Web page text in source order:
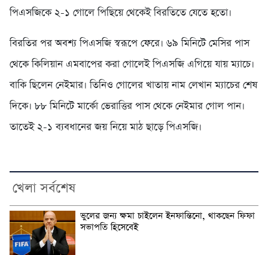
পিএসজিকে ২-১ গোলে পিছিয়ে থেকেই বিরতিতে যেতে হতো।
বিরতির পর অবশ্য পিএসজি স্বরূপে ফেরে। ৬৯ মিনিটে মেসির পাস
থেকে কিলিয়ান এমবাপের করা গোলেই পিএসজি এগিয়ে যায় ম্যাচে।
বাকি ছিলেন নেইমার। তিনিও গোলের খাতায় নাম লেখান ম্যাচের শেষ
দিকে। ৮৮ মিনিটে মার্কো ভেরাত্তির পাস থেকে নেইমার গোল পান।
তাতেই ২-১ ব্যবধানের জয় নিয়ে মাঠ ছাড়ে পিএসজি।
খেলা সর্বশেষ
ভুলের জন্য ক্ষমা চাইলেন ইনফান্তিনো, থাকছেন ফিফা
সভাপতি হিসেবেই